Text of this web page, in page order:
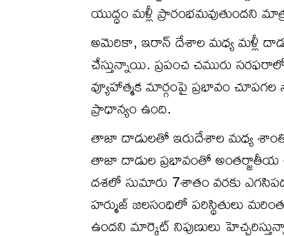
యుద్ధం మళ్లీ ప్రారంభమవుతుందని
అమెరికా, ఇరాన్ దేశాల మధ్య మళ్లీ
చేస్తున్నాయి. ప్రపంచ చమురు
వ్యూహాత్మక మార్గంపై ప్రభావం
ప్రాధాన్యం ఉంది.
తాజా దాడులతో ఇరుదేశాల మధ్య
తాజా దాడుల ప్రభావంతో అంతర్జాతీయ
దశలో సుమారు 7శాతం వరకు
హర్ముజ్‌ జలసంధిలో పరిస్థితులు
ఉందని మార్కెట్‌ నిపుణులు